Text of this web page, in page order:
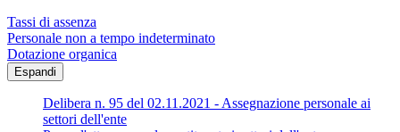
Tassi di assenza
Personale non a tempo indeterminato
Dotazione organica
Espandi
Delibera n. 95 del 02.11.2021 - Assegnazione personale ai
settori dell'ente